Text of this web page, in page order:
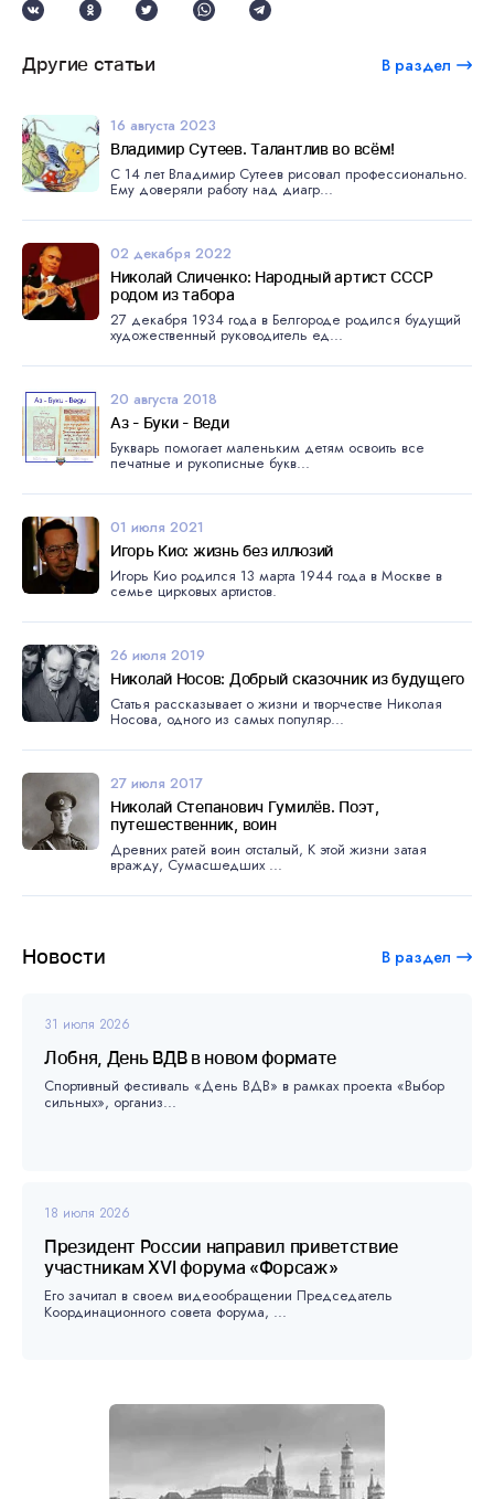
Новости В раздел
31 июля 2026
Лобня, День ВДВ в новом формате
Спортивный фестиваль «День ВДВ» в рамках проекта «Выбор
сильных», организ...
18 июля 2026
Президент России направил приветствие
участникам XVI форума «Форсаж»
Его зачитал в своем видеообращении Председатель
Координационного совета форума, ...
Другие статьи В раздел
16 августа 2023
Владимир Сутеев. Талантлив во всём!
С 14 лет Владимир Сутеев рисовал профессионально.
Ему доверяли работу над диагр...
02 декабря 2022
Николай Сличенко: Народный артист СССР
родом из табора
27 декабря 1934 года в Белгороде родился будущий
художественный руководитель ед...
20 августа 2018
Аз - Буки - Веди
Букварь помогает маленьким детям освоить все
печатные и рукописные букв...
01 июля 2021
Игорь Кио: жизнь без иллюзий
Игорь Кио родился 13 марта 1944 года в Москве в
семье цирковых артистов.
26 июля 2019
Николай Носов: Добрый сказочник из будущего
Статья рассказывает о жизни и творчестве Николая
Носова, одного из самых популяр...
27 июля 2017
Николай Степанович Гумилёв. Поэт,
путешественник, воин
Древних ратей воин отсталый, К этой жизни затая
вражду, Сумасшедших ...